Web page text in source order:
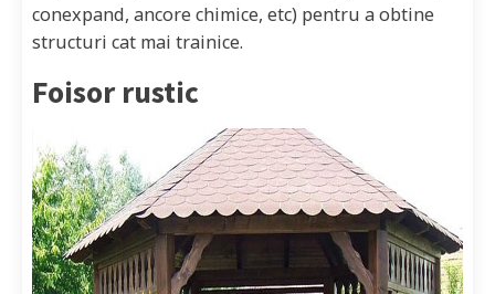
conexpand, ancore chimice, etc) pentru a obtine
structuri cat mai trainice.
Foisor rustic